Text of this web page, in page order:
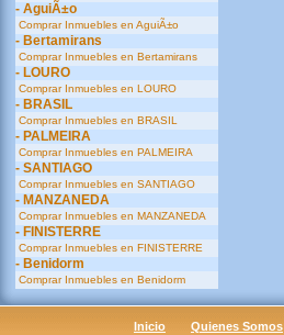
- AguiÃ±o
Comprar Inmuebles en AguiÃ±o
- Bertamirans
Comprar Inmuebles en Bertamirans
- LOURO
Comprar Inmuebles en LOURO
- BRASIL
Comprar Inmuebles en BRASIL
- PALMEIRA
Comprar Inmuebles en PALMEIRA
- SANTIAGO
Comprar Inmuebles en SANTIAGO
- MANZANEDA
Comprar Inmuebles en MANZANEDA
- FINISTERRE
Comprar Inmuebles en FINISTERRE
- Benidorm
Comprar Inmuebles en Benidorm
Inicio Quienes Somos